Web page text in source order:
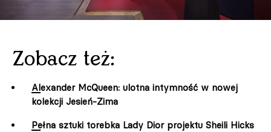
Zobacz też:
Alexander McQueen: ulotna intymność w nowej
kolekcji Jesień-Zima
Pełna sztuki torebka Lady Dior projektu Sheili Hicks